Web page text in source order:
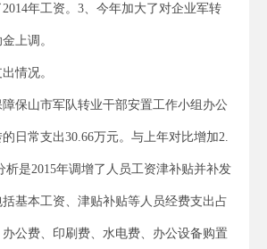
年工资。3、今年加大了对企业军转
上调。
情况。
障保山市军队转业干部安置工作小组办公
日常支出30.66万元。与上年对比增加2.
析是2015年调增了人员工资津补贴并补发
括基本工资、津贴补贴等人员经费支出占
公费、印刷费、水电费、办公设备购置